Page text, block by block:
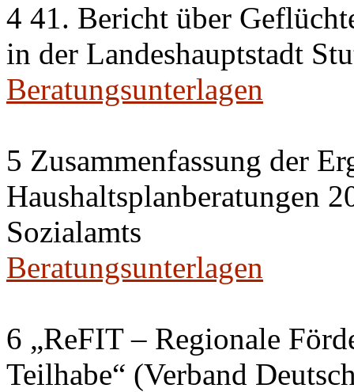
4 41. Bericht über
in der Landeshauptstadt
Beratungsunterlagen
5 Zusammenfassung der
Haushaltsplanberatungen
Sozialamts
Beratungsunterlagen
6 „ReFIT – Regionale
Teilhabe“ (Verband